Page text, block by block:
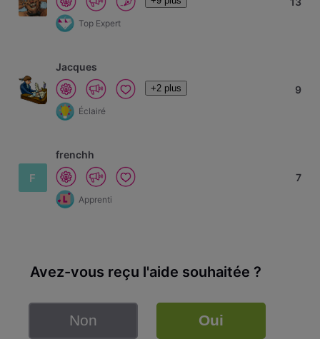
Top Expert
Jacques
+2 plus
Éclairé
9
F
frenchh
Apprenti
7
Avez-vous reçu l'aide souhaitée ?
Non Oui